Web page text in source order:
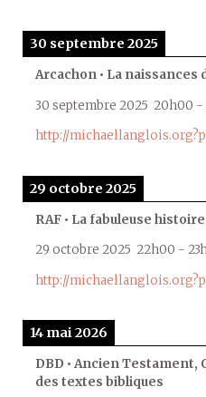
30 septembre 2025
Arcachon • La
30 septembre 2025 20h00 -
http://
29 octobre 2025
RAF • La fabuleuse
29 octobre 2025 22h00 -
http://
14 mai 2026
DBD • Ancien
des textes bibliques